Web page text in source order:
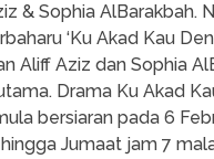
& Sophia AlBarakbah.
‘Ku Akad Kau
Aliff Aziz dan Sophia
Drama Ku Akad
bersiaran pada 6
Jumaat jam 7